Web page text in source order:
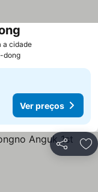
a cidadeVer preços
dong
Ver preços
Partilhar